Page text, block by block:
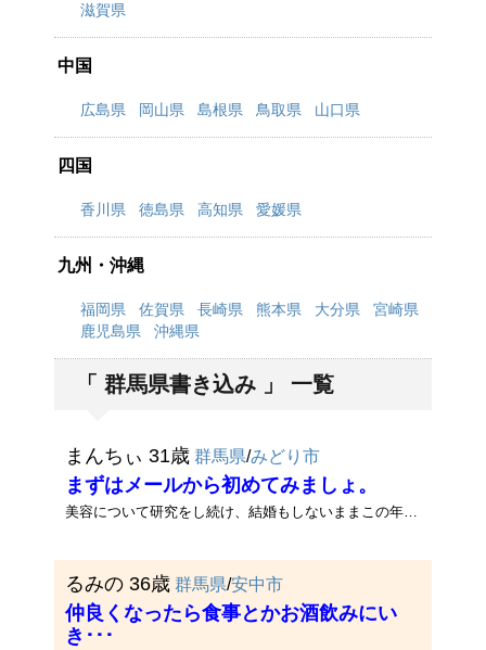
滋賀県
中国
広島県 岡山県 島根県 鳥取県 山口県
四国
香川県 徳島県 高知県 愛媛県
九州・沖縄
福岡県 佐賀県 長崎県 熊本県 大分県
宮崎県
鹿児島県
沖縄県
「 群馬県書き込み 」 一覧
まんちぃ 31歳 群馬県/みどり市
まずはメールから初めてみましょ。
美容について研究をし続け、結婚もしないままこの年になってしまいました。自分自身も磨いているつもりです。まだ男性とお知り･･･
るみの 36歳 群馬県/安中市
仲良くなったら食事とかお酒飲みにい
き･･･